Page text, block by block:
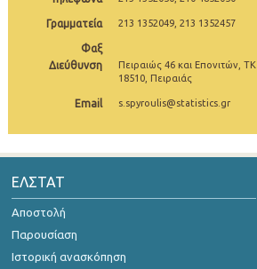
Γραμματεία 213 1352049, 213 1352457
Φαξ
Διεύθυνση
Πειραιώς 46 και Επονιτών, ΤΚ
18510, Πειραιάς
Email s.spyroulis@statistics.gr
ΕΛΣΤΑΤ
Αποστολή
Παρουσίαση
Ιστορική ανασκόπηση